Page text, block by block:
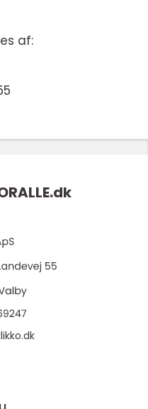
af:
dk